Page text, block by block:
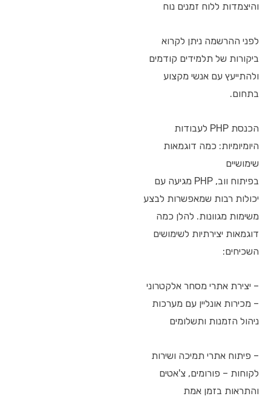
והיצמדות ללוח זמנים נוח
לפני ההרשמה ניתן לקרוא
ביקורות של תלמידים קודמים
ולהתייעץ עם אנשי מקצוע
בתחום.
הכנסת PHP לעבודות
היומיומיות: כמה דוגמאות
שימושיים
בפיתוח ווב, PHP מגיעה עם
יכולות רבות שמאפשרות לבצע
משימות מגוונות. להלן כמה
דוגמאות יצירתיות לשימושים
השכיחים:
– יצירת אתרי מסחר אלקטרוני
– מכירות אונליין עם מערכות
ניהול הזמנות ותשלומים
– פיתוח אתרי תמיכה ושירות
לקוחות – פורומים, צ'אטים
והתראות בזמן אמת